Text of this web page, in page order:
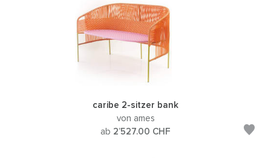
caribe 2-sitzer bank
von ames
ab 2’527.00 CHF